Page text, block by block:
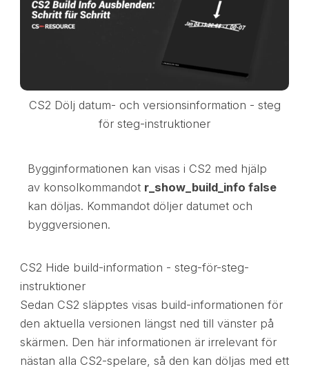
CS2 Dölj datum- och versionsinformation - steg
för steg-instruktioner
Bygginformationen kan visas i CS2 med hjälp
av konsolkommandot r_show_build_info false
kan döljas. Kommandot döljer datumet och
byggversionen.
CS2 Hide build-information - steg-för-steg-
instruktioner
Sedan CS2 släpptes visas build-informationen för
den aktuella versionen längst ned till vänster på
skärmen. Den här informationen är irrelevant för
nästan alla CS2-spelare, så den kan döljas med ett